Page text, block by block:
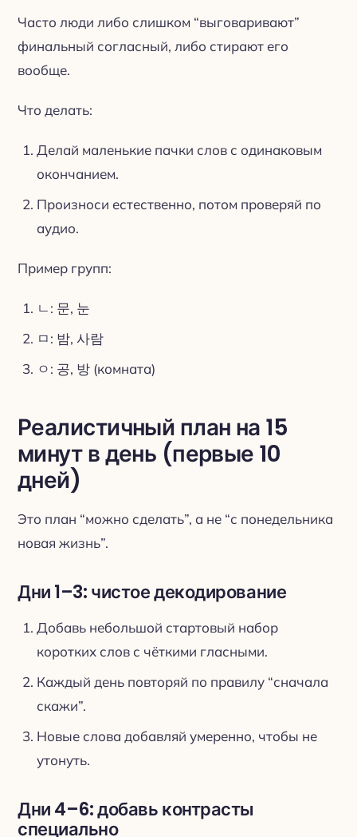
Часто люди либо слишком “выговаривают”
финальный согласный, либо стирают его
вообще.
Что делать:
Делай маленькие пачки слов с одинаковым
окончанием.
Произноси естественно, потом проверяй по
аудио.
Пример групп:
ㄴ: 문, 눈
ㅁ: 밤, 사람
ㅇ: 공, 방 (комната)
Реалистичный план на 15
минут в день (первые 10
дней)
Это план “можно сделать”, а не “с понедельника
новая жизнь”.
Дни 1–3: чистое декодирование
Добавь небольшой стартовый набор
коротких слов с чёткими гласными.
Каждый день повторяй по правилу “сначала
скажи”.
Новые слова добавляй умеренно, чтобы не
утонуть.
Дни 4–6: добавь контрасты
специально